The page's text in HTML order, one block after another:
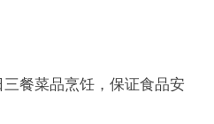
餐菜品烹饪，保证食品安